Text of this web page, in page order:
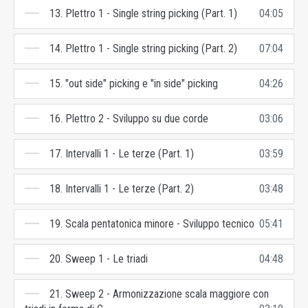
13. Plettro 1 - Single string picking (Part. 1) 04:05
14. Plettro 1 - Single string picking (Part. 2) 07:04
15. "out side" picking e "in side" picking 04:26
16. Plettro 2 - Sviluppo su due corde 03:06
17. Intervalli 1 - Le terze (Part. 1) 03:59
18. Intervalli 1 - Le terze (Part. 2) 03:48
19. Scala pentatonica minore - Sviluppo tecnico 05:41
20. Sweep 1 - Le triadi 04:48
21. Sweep 2 - Armonizzazione scala maggiore con